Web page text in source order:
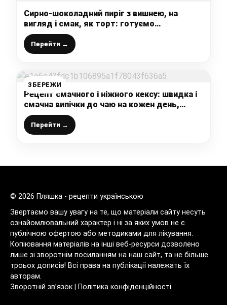
Сирно-шоколадний пиріг з вишнею, на
вигляд і смак, як торт: готуємо
простеньку і неймовірно смачну випічку до
чаюПерейти →
ЗБЕРЕЖИ
Рецепт смачного і ніжного кексу: швидка і
смачна випічки до чаю на кожен день,
виходить м’якеньким і повітряним
Перейти →
© 2026 Пляшка - рецепти українською
Звертаємо вашу увагу на те, що матеріали сайту несуть
ознайомлювальний характер і ні за яких умов не є
публічною офертою або методиками для лікування.
Копіювання матеріалів на інші веб-ресурси дозволено
лише зі зворотнім посиланням на наш сайт, та не більше
троьох дописів! Всі права на публікації належать їх
авторам.
Зворотній зв’язок
Політика конфіденційності